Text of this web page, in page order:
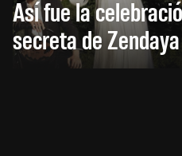
Así fue la
secreta de